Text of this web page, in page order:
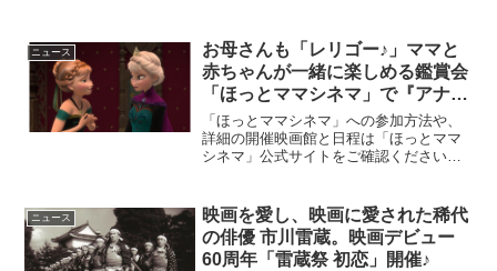
ー・ミー』と同時上映される22分の最新
作で...
ニュース
お母さんも「レリゴー♪」ママと
赤ちゃんが一緒に楽しめる鑑賞会
「ほっとママシネマ」で『アナと
雪の女王』上映！
「ほっとママシネマ」への参加方法や、
詳細の開催映画館と日程は「ほっとママ
シネマ」公式サイトをご確認ください！
す。開催劇場5/13（火）三郷（埼玉）※
申し訳ありません、予約...
ニュース
映画を愛し、映画に愛された稀代
の俳優 市川雷蔵。映画デビュー
60周年「雷蔵祭 初恋」開催♪